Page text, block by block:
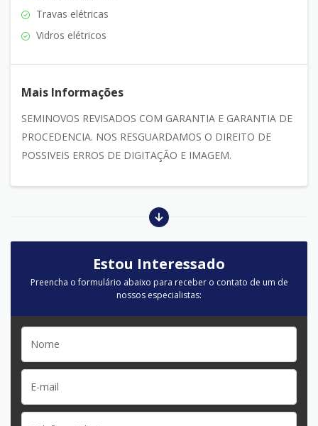
Travas elétricas
Vidros elétricos
Mais Informações
SEMINOVOS REVISADOS COM GARANTIA E GARANTIA DE
PROCEDENCIA. NOS RESGUARDAMOS O DIREITO DE
POSSIVEIS ERROS DE DIGITAÇÃO E IMAGEM.
Estou Interessado
Preencha o formulário abaixo para receber o contato de um de
nossos especialistas: